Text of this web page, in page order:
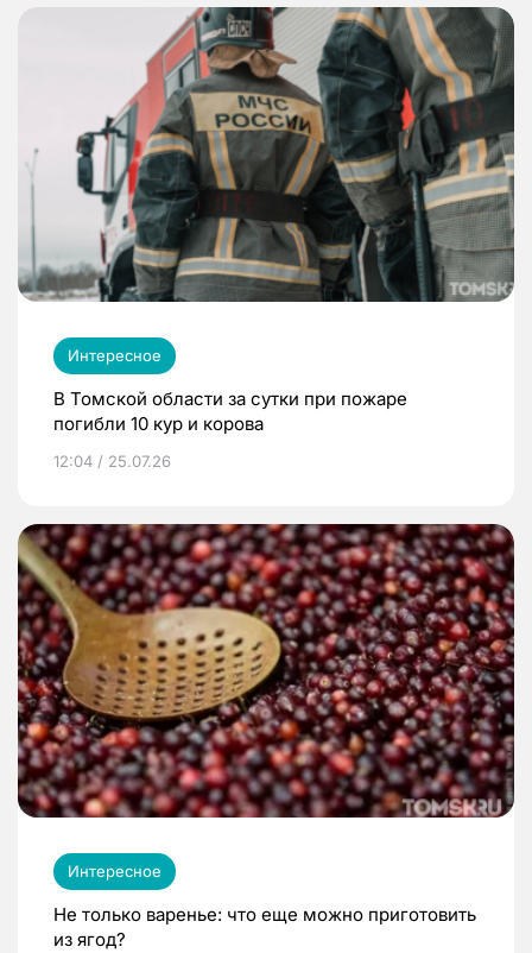
Интересное
В Томской области за сутки при пожаре
погибли 10 кур и корова
12:04 / 25.07.26
Интересное
Не только варенье: что еще можно приготовить
из ягод?